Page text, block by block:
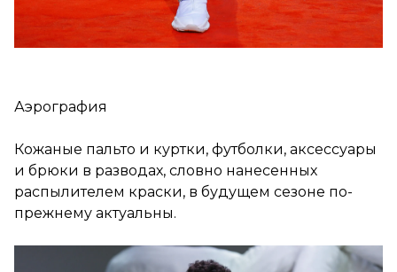
Аэрография
Кожаные пальто и куртки, футболки, аксессуары
и брюки в разводах, словно нанесенных
распылителем краски, в будущем сезоне по-
прежнему актуальны.